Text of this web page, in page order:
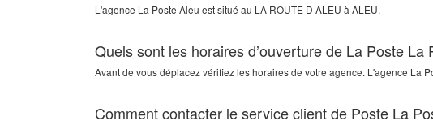
L'agence La Poste Aleu est situé au LA ROUTE D ALEU à ALEU.
Quels sont les horaires d’ouverture de La Poste La
Avant de vous déplacez vérifiez les horaires de votre agence. L'agence La
Comment contacter le service client de Poste La